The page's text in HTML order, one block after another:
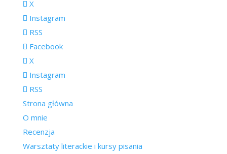
X
Instagram
RSS
Facebook
X
Instagram
RSS
Strona główna
O mnie
Recenzja
Warsztaty literackie i kursy pisania